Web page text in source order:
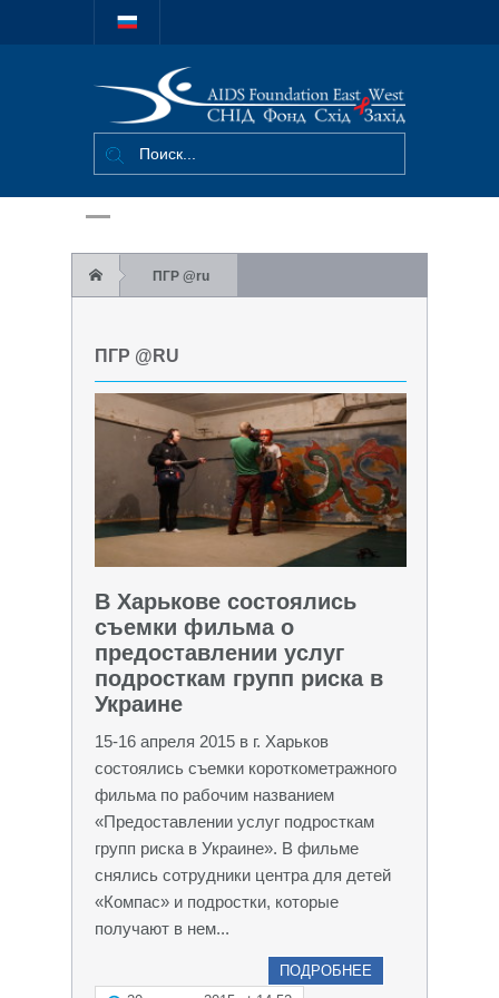
Міжнародний
благодійний
фонд "СНІД
Захід"
ПГР @ru
ПГР @RU
В Харькове состоялись
съемки фильма о
предоставлении услуг
подросткам групп риска в
Украине
15-16 апреля 2015 в г. Харьков
состоялись съемки короткометражного
фильма по рабочим названием
«Предоставлении услуг подросткам
групп риска в Украине». В фильме
снялись сотрудники центра для детей
«Компас» и подростки, которые
получают в нем...
ПОДРОБНЕЕ